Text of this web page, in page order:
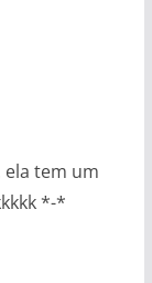
ela tem um
*-*